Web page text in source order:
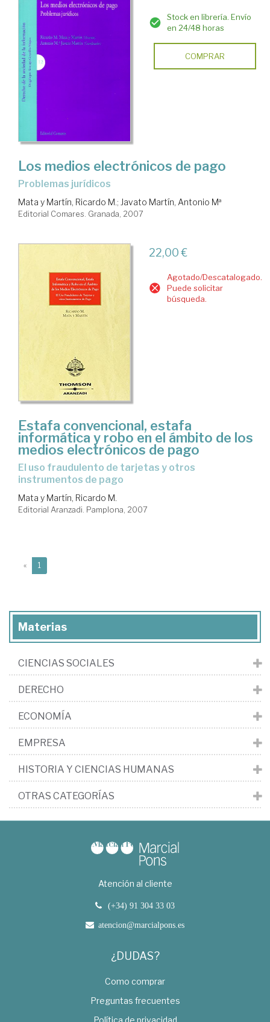
Stock en librería. Envío
en 24/48 horas
COMPRAR
Los medios electrónicos de pago
problemas jurídicos
Mata y Martín, Ricardo M.; Javato Martín, Antonio Mª
Editorial Comares. Granada, 2007
22,00 €
Agotado/Descatalogado.
Puede solicitar
búsqueda.
Estafa convencional, estafa
informática y robo en el ámbito de los
medios electrónicos de pago
el uso fraudulento de tarjetas y otros
instrumentos de pago
Mata y Martín, Ricardo M.
Editorial Aranzadi. Pamplona, 2007
« 1
Materias
CIENCIAS SOCIALES
DERECHO
ECONOMÍA
EMPRESA
HISTORIA Y CIENCIAS HUMANAS
OTRAS CATEGORÍAS
Atención al cliente
(+34) 91 304 33 03
atencion@marcialpons.es
¿DUDAS?
Como comprar
Preguntas frecuentes